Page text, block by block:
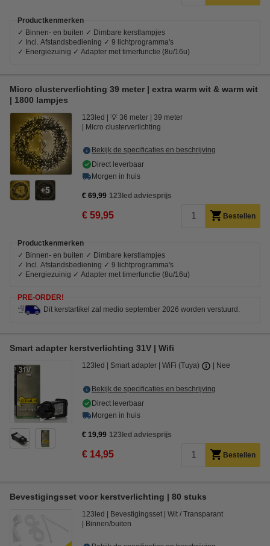
Productkenmerken
✓ Binnen- en buiten ✓ Dimbare kerstlampjes
✓ Incl. Afstandsbediening ✓ 9 lichtprogramma's
✓ Energiezuinig ✓ Adapter met timerfunctie (8u/16u)
Micro clusterverlichting 39 meter | extra warm wit & warm wit
| 1800 lampjes
5
123led 💡 36 meter
39 meter
Micro clusterverlichting
Bekijk de specificaties en beschrijving
Direct leverbaar
Morgen in huis
€ 69,99 123led adviesprijs
€ 59,95 Bestellen
Productkenmerken
✓ Binnen- en buiten ✓ Dimbare kerstlampjes
✓ Incl. Afstandsbediening ✓ 9 lichtprogramma's
✓ Energiezuinig ✓ Adapter met timerfunctie (8u/16u)
PRE-ORDER!
Dit kerstartikel zal medio september 2026 worden verstuurd.
Smart adapter kerstverlichting 31V | Wifi
123led Smart adapter WiFi (Tuya) Nee
Bekijk de specificaties en beschrijving
Direct leverbaar
Morgen in huis
€ 19,99 123led adviesprijs
€ 14,95 Bestellen
Bevestigingsset voor kerstverlichting | 80 stuks
123led Bevestigingsset
Wit / Transparant
Binnen/buiten